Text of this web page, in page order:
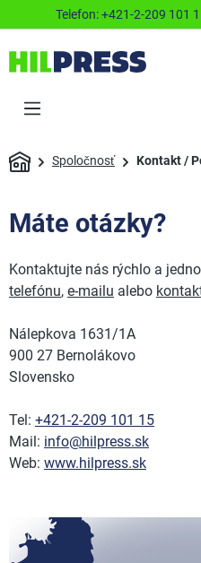
Telefon:+421-2-209 101
Spoločnosť Kontakt /
Máte otázky?
Kontaktujte nás rýchlo a
telefónu, e-mailu alebo
Nálepkova 1631/1A
900 27 Bernolákovo
Slovensko
Tel: +421-2-209 101 15
Mail: info@hilpress.sk
Web: www.hilpress.sk